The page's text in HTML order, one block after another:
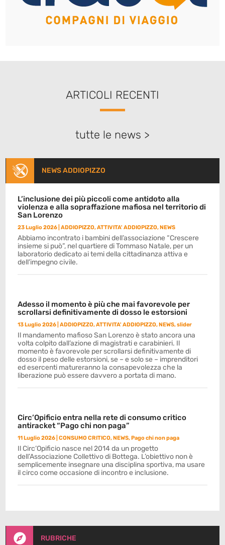
ARTICOLI RECENTI
tutte le news >
NEWS ADDIOPIZZO
L’inclusione dei più piccoli come antidoto alla
violenza e alla sopraffazione mafiosa nel territorio di
San Lorenzo
23 Luglio 2026 |ADDIOPIZZO,ATTIVITA' ADDIOPIZZO,NEWS
Abbiamo incontrato i bambini dell’associazione “Crescere
insieme si può”, nel quartiere di Tommaso Natale, per un
laboratorio dedicato ai temi della cittadinanza attiva e
dell’impegno civile.
Adesso il momento è più che mai favorevole per
scrollarsi definitivamente di dosso le estorsioni
13 Luglio 2026 |ADDIOPIZZO,ATTIVITA' ADDIOPIZZO,NEWS,slider
Il mandamento mafioso San Lorenzo è stato ancora una
volta colpito dall’azione di magistrati e carabinieri. Il
momento è favorevole per scrollarsi definitivamente di
dosso il peso delle estorsioni, se – e solo se – imprenditori
ed esercenti matureranno la consapevolezza che la
liberazione può essere davvero a portata di mano.
Circ’Opificio entra nella rete di consumo critico
antiracket “Pago chi non paga”
11 Luglio 2026 |CONSUMO CRITICO,NEWS,Pago chi non paga
Il Circ’Opificio nasce nel 2014 da un progetto
dell’Associazione Collettivo di Bottega. L’obiettivo non è
semplicemente insegnare una disciplina sportiva, ma usare
il circo come occasione di incontro e inclusione.
 RUBRICHE